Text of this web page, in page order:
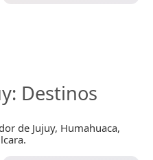
: Destinos
de Jujuy, Humahuaca,